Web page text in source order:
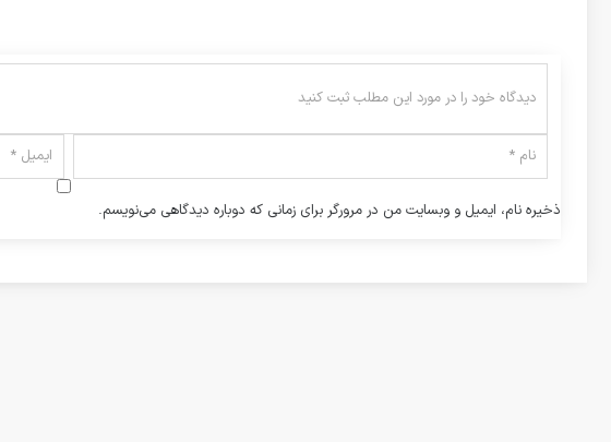
ذخیره نام، ایمیل و وبسایت من در مرورگر برای زمانی که دوباره دیدگاهی می‌نویسم.